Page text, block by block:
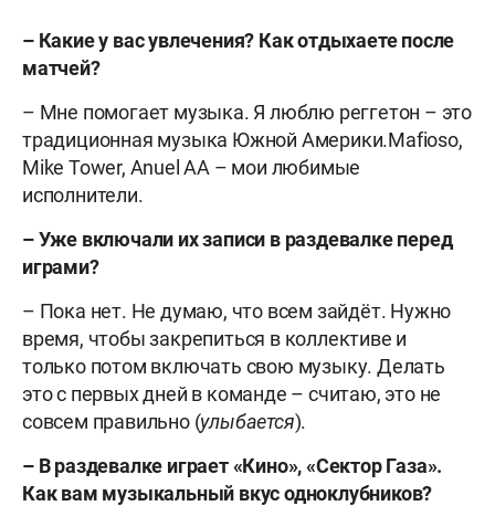
– Какие у вас увлечения? Как отдыхаете после
матчей?
– Мне помогает музыка. Я люблю реггетон – это
традиционная музыка Южной Америки.Mafioso,
Mike Tower, Anuel AA – мои любимые
исполнители.
– Уже включали их записи в раздевалке перед
играми?
– Пока нет. Не думаю, что всем зайдёт. Нужно
время, чтобы закрепиться в коллективе и
только потом включать свою музыку. Делать
это с первых дней в команде – считаю, это не
совсем правильно (улыбается).
– В раздевалке играет «Кино», «Сектор Газа».
Как вам музыкальный вкус одноклубников?